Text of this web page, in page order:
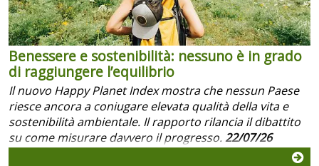
Benessere e sostenibilità: nessuno è in grado
di raggiungere l’equilibrio
Il nuovo Happy Planet Index mostra che nessun Paese
riesce ancora a coniugare elevata qualità della vita e
sostenibilità ambientale. Il rapporto rilancia il dibattito
su come misurare davvero il progresso.22/07/26